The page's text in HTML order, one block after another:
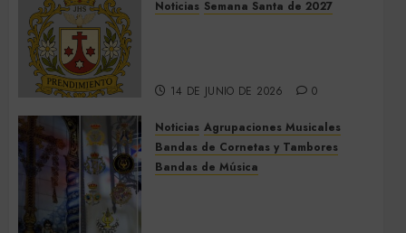
Noticias Semana Santa de 2027
14 DE JUNIO DE 2026 0
Noticias Agrupaciones Musicales
Bandas de Cornetas y Tambores
Bandas de Música